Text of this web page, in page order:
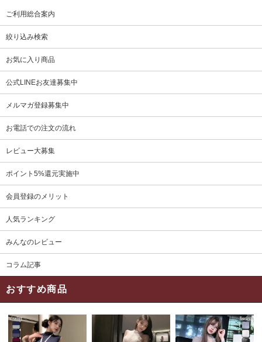
ご利用総合案内
絞り込み検索
お気に入り商品
公式LINEお友達募集中
メルマガ登録募集中
お電話での注文の流れ
レビュー大募集
ポイント5%還元実施中
会員登録のメリット
人気ランキング
みんなのレビュー
コラム記事
おすすめ商品